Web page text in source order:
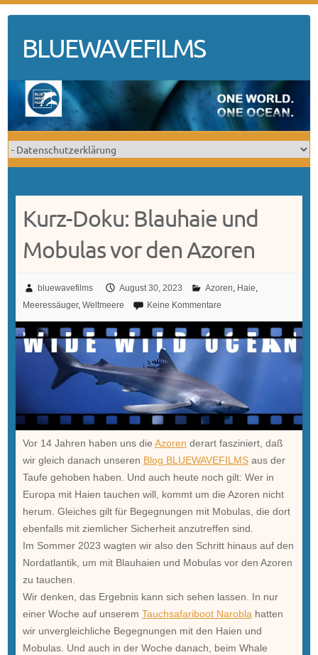
contentBLUEWAVEFILMS
Kurz-Doku: Blauhaie und
Mobulas vor den Azoren
bluewavefilms August 30, 2023 Azoren, Haie,
Meeressäuger, Weltmeere Keine Kommentare
Vor 14 Jahren haben uns die Azoren derart fasziniert, daß
wir gleich danach unseren Blog BLUEWAVEFILMSaus der
Taufe gehoben haben. Und auch heute noch gilt: Wer in
Europa mit Haien tauchen will, kommt um die Azoren nicht
herum. Gleiches gilt für Begegnungen mit Mobulas, die dort
ebenfalls mit ziemlicher Sicherheit anzutreffen sind.
Im Sommer 2023 wagten wir also den Schritt hinaus auf den
Nordatlantik, um mit Blauhaien und Mobulas vor den Azoren
zu tauchen.
Wir denken, das Ergebnis kann sich sehen lassen. In nur
einer Woche auf unserem Tauchsafariboot Naroblahatten
wir unvergleichliche Begegnungen mit den Haien und
Mobulas. Und auch in der Woche danach, beim Whale